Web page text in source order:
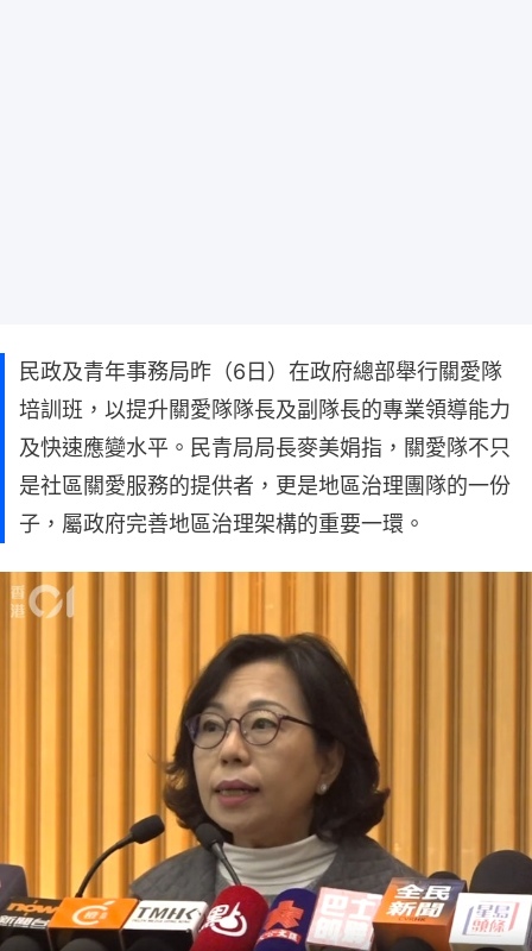
民政及青年事務局昨（6日）在政府總部舉行關愛隊
培訓班，以提升關愛隊隊長及副隊長的專業領導能力
及快速應變水平。民青局局長麥美娟指，關愛隊不只
是社區關愛服務的提供者，更是地區治理團隊的一份
子，屬政府完善地區治理架構的重要一環。